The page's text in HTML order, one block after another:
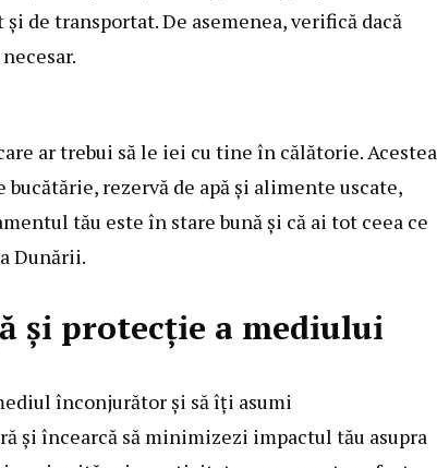
de transportat. De asemenea, verifică dacă
ar trebui să le iei cu tine în călătorie. Acestea
rezervă de apă şi alimente uscate,
tău este în stare bună şi că ai tot ceea ce
Dunării.
şi protecţie a mediului
înconjurător şi să îţi asumi
şi încearcă să minimizezi impactul tău asupra